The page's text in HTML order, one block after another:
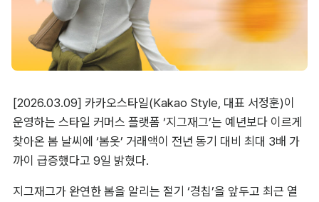
[2026.03.09] 카카오스타일(Kakao Style, 대표 서정훈)이
운영하는 스타일 커머스 플랫폼 ‘지그재그’는 예년보다 이르게
찾아온 봄 날씨에 ‘봄옷’ 거래액이 전년 동기 대비 최대 3배 가
까이 급증했다고 9일 밝혔다.
지그재그가 완연한 봄을 알리는 절기 ‘경칩’을 앞두고 최근 열